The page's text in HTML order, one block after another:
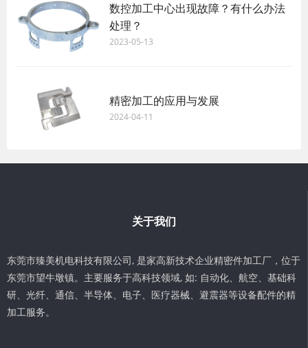
数控加工中心出现故障？有什么办法
处理？
2023-05-13
精密加工的应用与发展
2024-04-11
关于我们
东莞市臻美机电科技有限公司, 是家高新技术企业精密件加工厂，位于
东莞市望牛墩镇。主要服务于高科技领域, 如: 自动化、航空、基础科
研、光纤、通信、半导体、电子、医疗器械、避震器等设备配件的精
加工服务。